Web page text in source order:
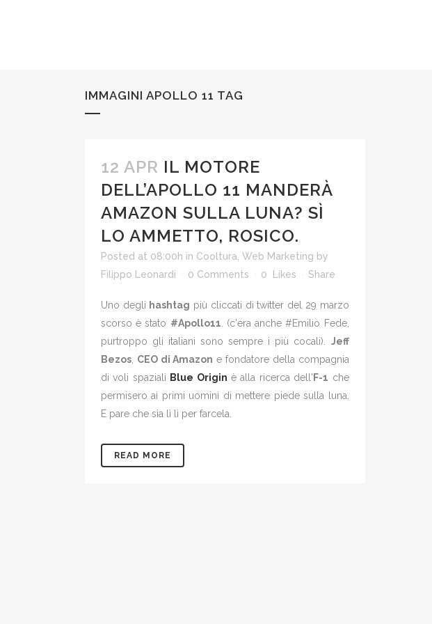
IMMAGINI APOLLO 11 TAG
12 APR IL MOTORE
DELL’APOLLO 11 MANDERÀ
AMAZON SULLA LUNA? SÌ
LO AMMETTO, ROSICO.
Posted at 08:00h in Cooltura Web Marketing by
Filippo Leonardi
0 Comments 0 Likes Share
Uno degli hashtag più cliccati di twitter del 29 marzo
scorso è stato #Apollo11 . (c'era anche #Emilio Fede,
purtroppo gli italiani sono sempre i più cocali). Jeff
Bezos CEO di Amazon e fondatore della compagnia
di voli spaziali Blue Origin è alla ricerca dell' F-1 che
permisero ai primi uomini di mettere piede sulla luna.
E pare che sia lì lì per farcela.
READ MORE